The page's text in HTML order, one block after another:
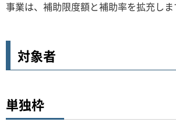
事業は、補助限度額と補助率を拡充しま
対象者
単独枠